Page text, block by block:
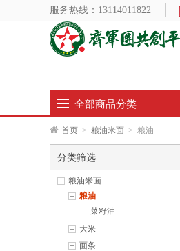
服务热线： 13114011822
全部商品分类
首页 > 粮油米面 > 粮油
分类筛选
粮油米面
粮油
菜籽油
大米
面条